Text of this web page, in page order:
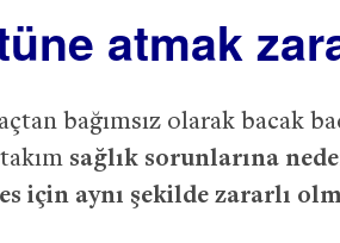
atmak
bağımsız olarak bacak
sağlık sorunlarına
için aynı şekilde zararlı